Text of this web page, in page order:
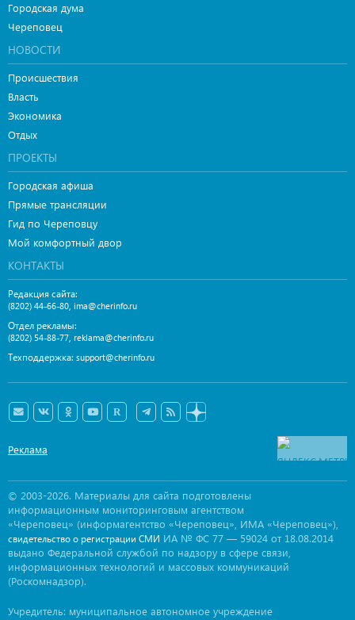
Городская дума
Череповец
НОВОСТИ
Происшествия
Власть
Экономика
Отдых
ПРОЕКТЫ
Городская афиша
Прямые трансляции
Гид по Череповцу
Мой комфортный двор
КОНТАКТЫ
Редакция сайта:
(8202) 44-66-80, ima@cherinfo.ru
Отдел рекламы:
(8202) 54-88-77, reklama@cherinfo.ru
Техподдержка: support@cherinfo.ru
Реклама
© 2003-2026. Материалы для сайта подготовлены
информационным мониторинговым агентством
«Череповец» (информагентство «Череповец», ИМА «Череповец»),
свидетельство о регистрации СМИ ИА № ФС 77 — 59024 от 18.08.2014
выдано Федеральной службой по надзору в сфере связи,
информационных технологий и массовых коммуникаций
(Роскомнадзор).
Учредитель: муниципальное автономное учреждение